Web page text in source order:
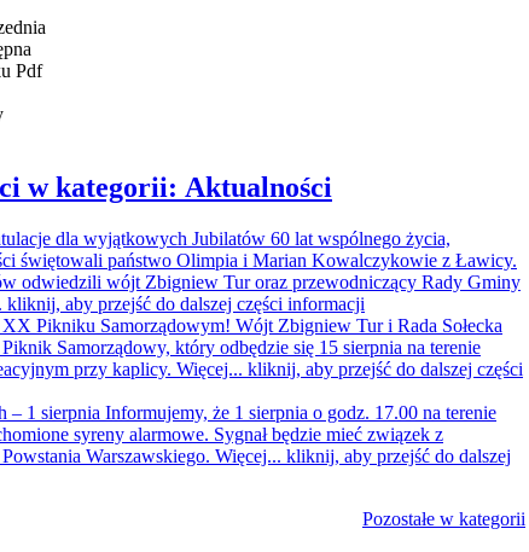
Pdf
w kategorii: Aktualności
dla wyjątkowych Jubilatów 60 lat wspólnego życia,
świętowali państwo Olimpia i Marian Kowalczykowie z Ławicy.
odwiedzili wójt Zbigniew Tur oraz przewodniczący Rady Gminy
kliknij, aby przejść do dalszej części informacji
XX Pikniku Samorządowym! Wójt Zbigniew Tur i Rada Sołecka
Samorządowy, który odbędzie się 15 sierpnia na terenie
przy kaplicy. Więcej... kliknij, aby przejść do dalszej części
– 1 sierpnia Informujemy, że 1 sierpnia o godz. 17.00 na terenie
syreny alarmowe. Sygnał będzie mieć związek z
Warszawskiego. Więcej... kliknij, aby przejść do dalszej
Pozostałe w kategorii